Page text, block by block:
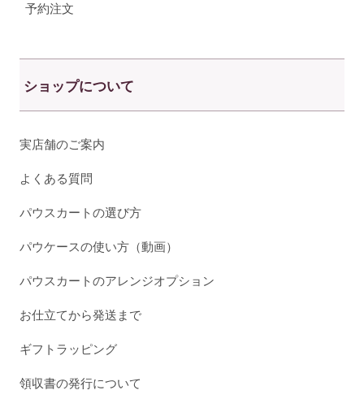
予約注文
ショップについて
実店舗のご案内
よくある質問
パウスカートの選び方
パウケースの使い方（動画）
パウスカートのアレンジオプション
お仕立てから発送まで
ギフトラッピング
領収書の発行について